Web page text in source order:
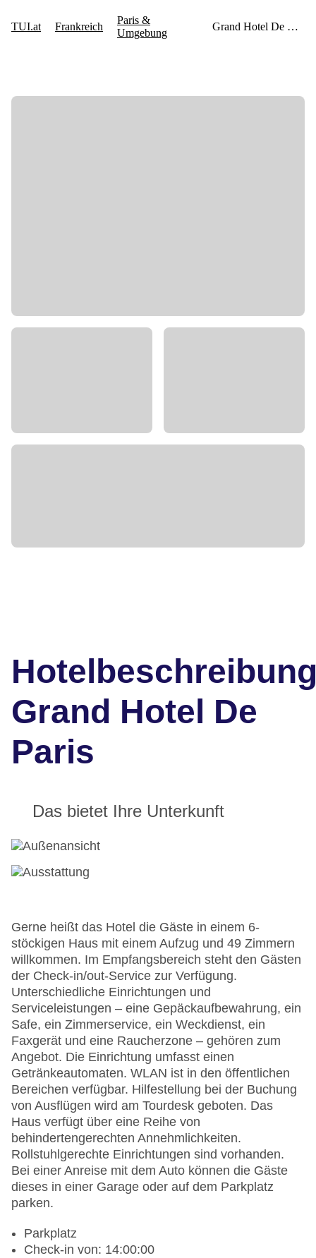
Grand Hotel De
Paris
Das bietet Ihre Unterkunft
Gerne heißt das Hotel die Gäste in einem 6-
stöckigen Haus mit einem Aufzug und 49 Zimmern
willkommen. Im Empfangsbereich steht den Gästen
der Check-in/out-Service zur Verfügung.
Unterschiedliche Einrichtungen und
Serviceleistungen – eine Gepäckaufbewahrung, ein
Safe, ein Zimmerservice, ein Weckdienst, ein
Faxgerät und eine Raucherzone – gehören zum
Angebot. Die Einrichtung umfasst einen
Getränkeautomaten. WLAN ist in den öffentlichen
Bereichen verfügbar. Hilfestellung bei der Buchung
von Ausflügen wird am Tourdesk geboten. Das
Haus verfügt über eine Reihe von
behindertengerechten Annehmlichkeiten.
Rollstuhlgerechte Einrichtungen sind vorhanden.
Bei einer Anreise mit dem Auto können die Gäste
dieses in einer Garage oder auf dem Parkplatz
parken.
Parkplatz
Check-in von: 14:00:00